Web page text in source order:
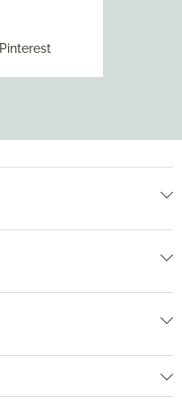
Pinterest